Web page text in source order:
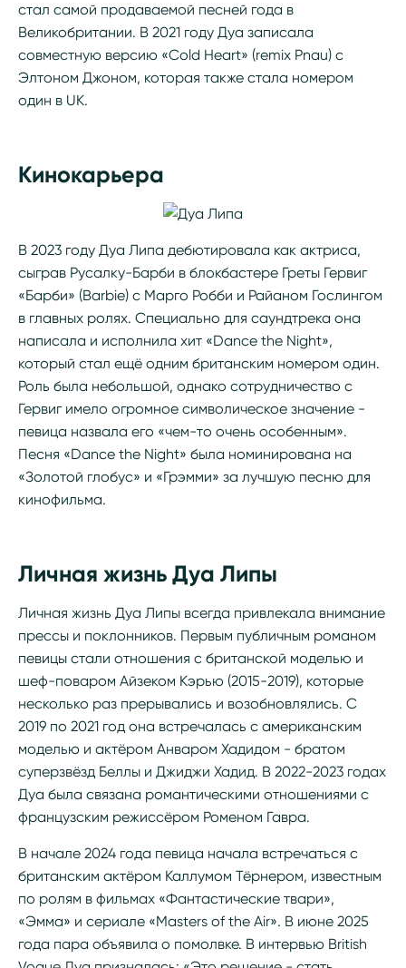
стал самой продаваемой песней года в
Великобритании. В 2021 году Дуа записала
совместную версию «Cold Heart» (remix Pnau) с
Элтоном Джоном, которая также стала номером
один в UK.
Кинокарьера
В 2023 году Дуа Липа дебютировала как актриса,
сыграв Русалку-Барби в блокбастере Греты Гервиг
«Барби» (Barbie) с Марго Робби и Райаном Гослингом
в главных ролях. Специально для саундтрека она
написала и исполнила хит «Dance the Night»,
который стал ещё одним британским номером один.
Роль была небольшой, однако сотрудничество с
Гервиг имело огромное символическое значение -
певица назвала его «чем-то очень особенным».
Песня «Dance the Night» была номинирована на
«Золотой глобус» и «Грэмми» за лучшую песню для
кинофильма.
Личная жизнь Дуа Липы
Личная жизнь Дуа Липы всегда привлекала внимание
прессы и поклонников. Первым публичным романом
певицы стали отношения с британской моделью и
шеф-поваром Айзеком Кэрью (2015-2019), которые
несколько раз прерывались и возобновлялись. С
2019 по 2021 год она встречалась с американским
моделью и актёром Анваром Хадидом - братом
суперзвёзд Беллы и Джиджи Хадид. В 2022-2023 годах
Дуа была связана романтическими отношениями с
французским режиссёром Роменом Гавра.
В начале 2024 года певица начала встречаться с
британским актёром Каллумом Тёрнером, известным
по ролям в фильмах «Фантастические твари»,
«Эмма» и сериале «Masters of the Air». В июне 2025
года пара объявила о помолвке. В интервью British